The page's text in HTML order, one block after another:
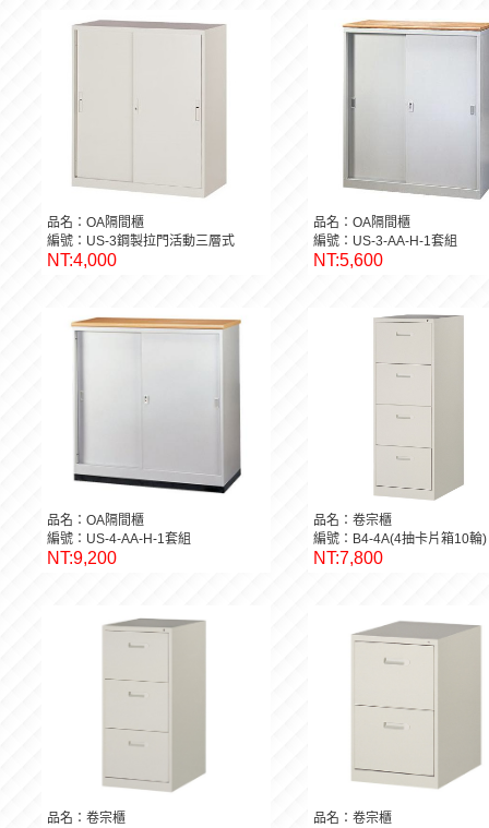
品名：OA隔間櫃
編號：US-3鋼製拉門活動三層式
NT:4,000
品名：OA隔間櫃
編號：US-3-AA-H-1套組
NT:5,600
品名：OA隔間櫃
編號：US-4-AA-H-1套組
NT:9,200
品名：卷宗櫃
編號：B4-4A(4抽卡片箱10輪)
NT:7,800
品名：卷宗櫃
品名：卷宗櫃